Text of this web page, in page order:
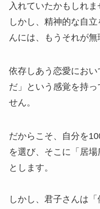
入れていたかもしれま
しかし、精神的な自
んには、もうそれが無
依存しあう恋愛にお
だ」という感覚を持
せん。
だからこそ、自分を
を選び、そこに「居
とします。
しかし、君子さんは